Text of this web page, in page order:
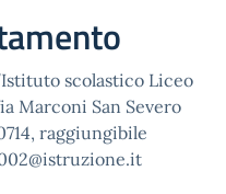
scolastico Liceo
Marconi San Severo
raggiungibile